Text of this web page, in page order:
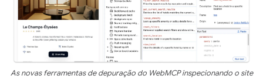
As novas ferramentas de depuração do WebMCP inspecionando o site